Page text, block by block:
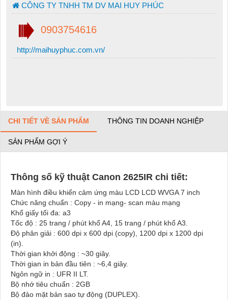
CÔNG TY TNHH TM DV MAI HUY PHÚC
0903754616
http://maihuyphuc.com.vn/
CHI TIẾT VỀ SẢN PHẨM THÔNG TIN DOANH NGHIỆP
SẢN PHẨM GỢI Ý
Thông số kỹ thuật Canon 2625IR chi tiết:
Màn hình điều khiển cảm ứng màu LCD LCD WVGA 7 inch
Chức năng chuẩn : Copy - in mạng- scan màu mạng
Khổ giấy tối đa: a3
Tốc độ : 25 trang / phút khổ A4, 15 trang / phút khổ A3.
Độ phân giải : 600 dpi x 600 dpi (copy), 1200 dpi x 1200 dpi
(in).
Thời gian khởi động : ~30 giây.
Thời gian in bản đầu tiên : ~6,4 giây.
Ngôn ngữ in : UFR II LT.
Bộ nhớ tiêu chuẩn : 2GB
Bộ đảo mặt bản sao tự động (DUPLEX).